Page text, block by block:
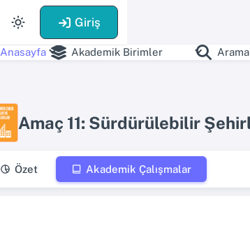
Giriş
Anasayfa Akademik Birimler
Amaç 11: Sürdürülebilir
Özet Akademik Çalışmalar